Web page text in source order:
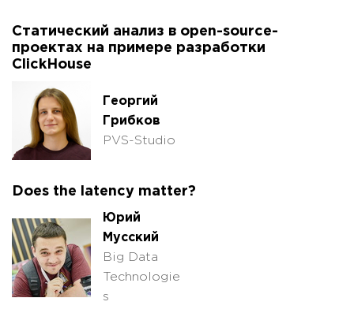
Статический анализ в open-source-
проектах на примере разработки
ClickHouse
Георгий
Грибков
PVS-Studio
Does the latency matter?
Юрий
Мусский
Big Data
Technologie
s